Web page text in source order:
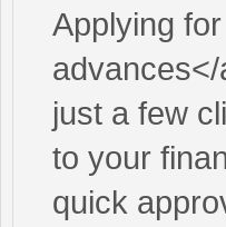
Applying
just a few
to your
quick